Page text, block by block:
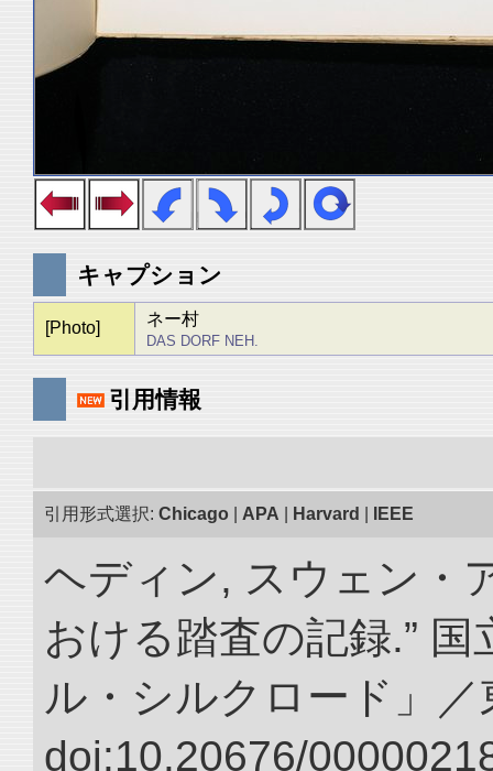
キャプション
[Photo] ネー村
DAS DORF NEH.
引用情報
引用形式選択: Chicago APA Harvard IEEE
ヘディン, スウェン・
おける踏査の記録.”
ル・シルクロード」／
doi:10.20676/